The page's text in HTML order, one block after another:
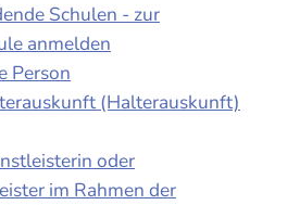
Schulen - zur
anmelden
Person
(Halterauskunft)
oder
im Rahmen der